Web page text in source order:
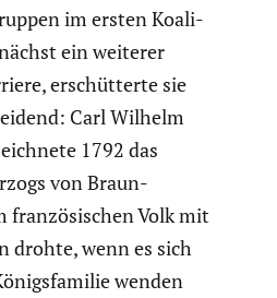
im ersten Koali­
ein weiterer
erschüt­terte sie
Carl Wilhelm
1792 das
von Braun­
franzö­si­schen Volk mit
drohte, wenn es sich
wenden